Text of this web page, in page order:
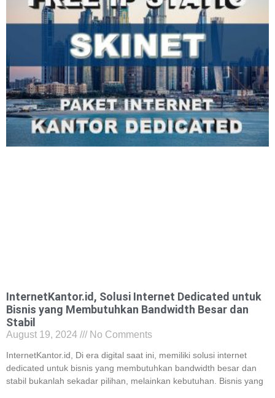
InternetKantor.id, Solusi Internet Dedicated untuk
Bisnis yang Membutuhkan Bandwidth Besar dan
Stabil
August 19, 2024 No Comments
InternetKantor.id, Di era digital saat ini, memiliki solusi internet
dedicated untuk bisnis yang membutuhkan bandwidth besar dan
stabil bukanlah sekadar pilihan, melainkan kebutuhan. Bisnis yang